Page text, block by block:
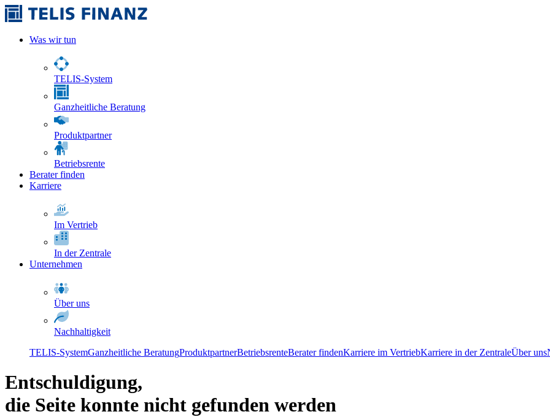
Was wir tun
TELIS-System
Ganzheitliche Beratung
Produktpartner
Betriebsrente
Berater finden
Karriere
Im Vertrieb
In der Zentrale
Unternehmen
Über uns
Nachhaltigkeit
TELIS-SystemGanzheitliche BeratungProduktpartnerBetriebsrenteBerater findenKarriere im VertriebKarriere in der ZentraleÜber uns
Entschuldigung,
die Seite konnte nicht gefunden werden